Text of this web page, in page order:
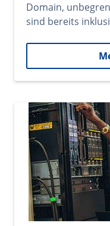
Domain,
sind bereits